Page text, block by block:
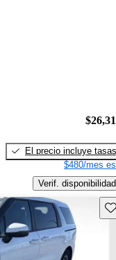
El precio incluye tasas
$480/mes
Verif. disponibilidad